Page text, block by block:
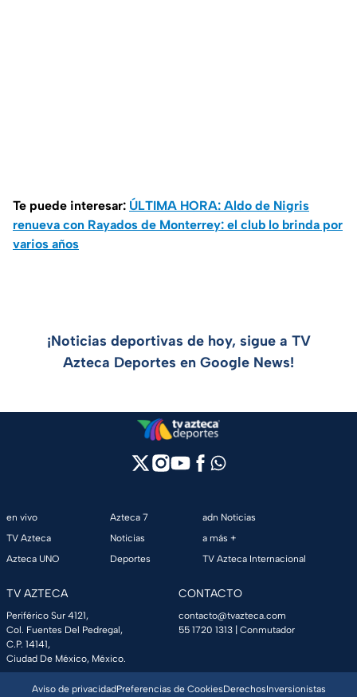
Te puede interesar: ÚLTIMA HORA: Aldo de Nigris
renueva con Rayados de Monterrey: el club lo brinda por
varios años
¡Noticias deportivas de hoy, sigue a TV
Azteca Deportes en Google News!
en vivo
TV Azteca
Azteca UNO
Azteca 7
Noticias
Deportes
adn Noticias
a más +
TV Azteca Internacional
TV AZTECA
Periférico Sur 4121,
Col. Fuentes Del Pedregal,
C.P. 14141,
Ciudad De México, México.
CONTACTO
contacto@tvazteca.com
55 1720 1313 | Conmutador
Aviso de privacidadPreferencias de CookiesDerechosInversionistas